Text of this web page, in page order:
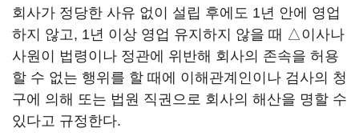
회사가 정당한 사유 없이 설립 후에도 1년 안에 영업
하지 않고, 1년 이상 영업 유지하지 않을 때 △이사나
사원이 법령이나 정관에 위반해 회사의 존속을 허용
할 수 없는 행위를 할 때에 이해관계인이나 검사의 청
구에 의해 또는 법원 직권으로 회사의 해산을 명할 수
있다고 규정한다.